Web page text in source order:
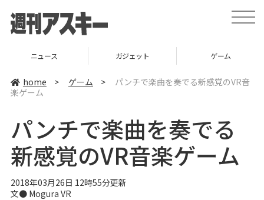
t
o
a
v
ニュース ガジェット ゲーム
home > ゲーム >
パンチで楽曲を奏でる新感覚のVR音
楽ゲーム
パンチで楽曲を奏でる
新感覚のVR音楽ゲーム
2018年03月26日 12時55分更新
文● Mogura VR